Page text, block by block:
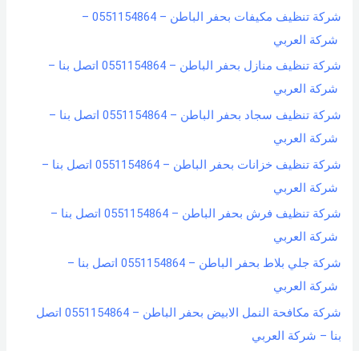
شركة تنظيف مكيفات بحفر الباطن – 0551154864 –
شركة العربي
شركة تنظيف منازل بحفر الباطن – 0551154864 اتصل بنا –
شركة العربي
شركة تنظيف سجاد بحفر الباطن – 0551154864 اتصل بنا –
شركة العربي
شركة تنظيف خزانات بحفر الباطن – 0551154864 اتصل بنا –
شركة العربي
شركة تنظيف فرش بحفر الباطن – 0551154864 اتصل بنا –
شركة العربي
شركة جلي بلاط بحفر الباطن – 0551154864 اتصل بنا –
شركة العربي
شركة مكافحة النمل الابيض بحفر الباطن – 0551154864 اتصل
بنا – شركة العربي